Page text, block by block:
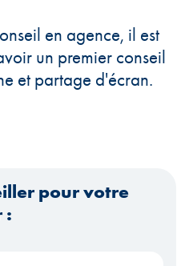
en agence, il est
un premier conseil
et partage d'écran.
pour votre
: